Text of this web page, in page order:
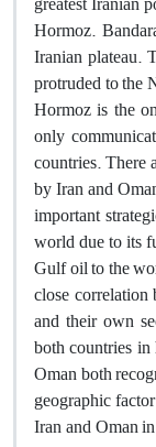
Hormoz.
Iranian plateau.
protruded to the
Hormoz is the
only
countries. There
by Iran and
important
world due to its
Gulf oil to the
close
and their own
both countries
Oman both
geographic
Iran and Oman